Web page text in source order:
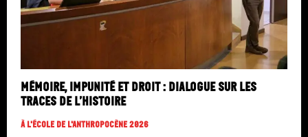
Mémoire, impunité et droit : dialogue sur les
traces de l’histoire
À L'école De L'Anthropocène 2026